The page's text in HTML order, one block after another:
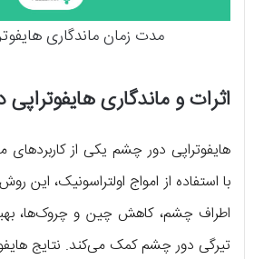
مدت زمان ماندگاری
اثرات و ماندگاری
هایفوتراپی دور چشم یکی از
با استفاده از امواج اولتراسونیک،
اطراف چشم، کاهش چین و چروک‌ها،
تیرگی دور چشم کمک می‌کند. نتایج